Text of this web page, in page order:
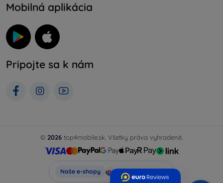
Mobilná aplikácia
Pripojte sa k nám
© 2026 top4mobile.sk. Všetky práva vyhradené.
Naše e-shopy Top4Mobile.sk